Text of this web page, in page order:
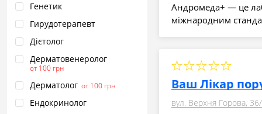
Генетик
Гирудотерапевт
Дієтолог
Дерматовенеролог
от 100 грн
Дерматолог от 100 грн
Ендокринолог
Андромеда+ — це
міжнародним
Ваш Лікар
вул. Верхня Горова,